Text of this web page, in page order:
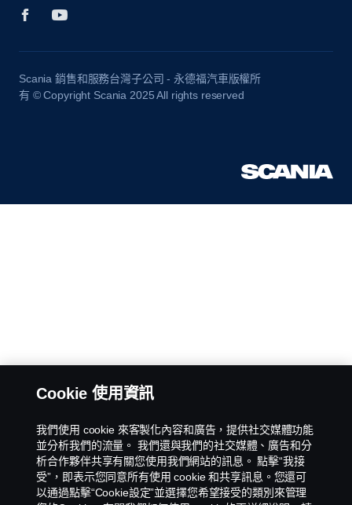
Scania 銷售和服務台灣子公司 - 永德福汽車版權所
有 © Copyright Scania 2025 All rights reserved
Cookie 使用資訊
我們使用 cookie 來客製化內容和廣告，提供社交媒體功能
並分析我們的流量。 我們還與我們的社交媒體、廣告和分
析合作夥伴共享有關您使用我們網站的訊息。 點擊“我接
受”，即表示您同意所有使用 cookie 和共享訊息。您還可
以通過點擊“Cookie設定”並選擇您希望接受的類別來管理